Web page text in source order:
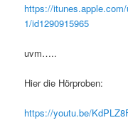
https://
1/id1290915965
uvm…..
Hier die Hörproben:
https://youtu.be/